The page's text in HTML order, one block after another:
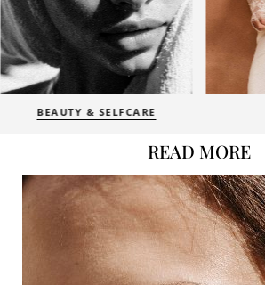
BEAUTY & SELFCARE
READ MORE